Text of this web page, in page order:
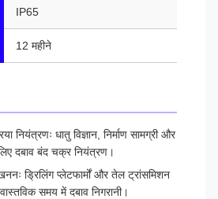
IP65
12 महीने
नियंत्रणः धातु विज्ञान, निर्माण सामग्री और
दबाव बंद चक्र नियंत्रण।
ड्रिलिंग प्लेटफार्मों और तेल ट्रांसमिशन
समय में दबाव निगरानी।